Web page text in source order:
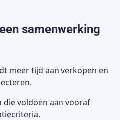
samenwerking
meer tijd aan verkopen en
die voldoen aan vooraf